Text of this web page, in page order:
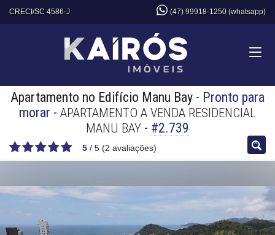
CRECI/SC 4586-J (47) 99918-1250 (whatsapp)
Apartamento no Edifício Manu Bay - Pronto para
morar - APARTAMENTO A VENDA RESIDENCIAL
MANU BAY - #2.739
5 / 5 (2 avaliações)